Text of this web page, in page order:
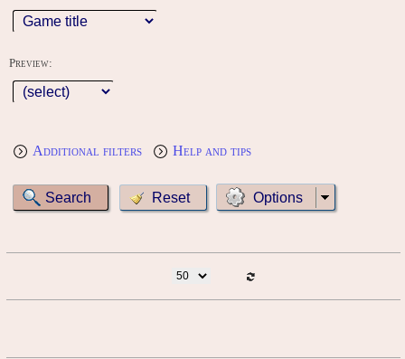
Preview:
Additional filters Help and tips
Options